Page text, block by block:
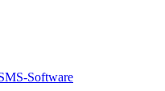
Software